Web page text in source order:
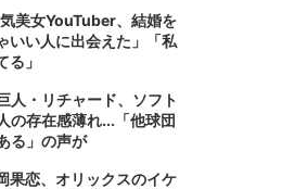
美女YouTuber、結婚を
い人に出会えた」「私
る」
人・リチャード、ソフト
の存在感薄れ...「他球団
る」の声が
果恋、オリックスのイケ